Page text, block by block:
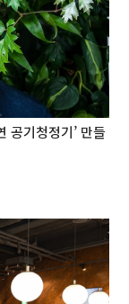
공기청정기’ 만들